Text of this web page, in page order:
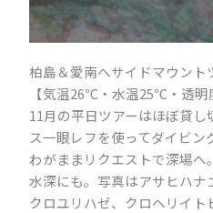
柏島＆愛南へサイドマウント
【気温26℃・水温25℃・透明
11月の平日ツアーはほぼ貸
ス一眼レフを使ってダイビ
わがままリクエストで深場へ
水深にも。写真はアサヒハ
クロユリハゼ、クロヘリイ